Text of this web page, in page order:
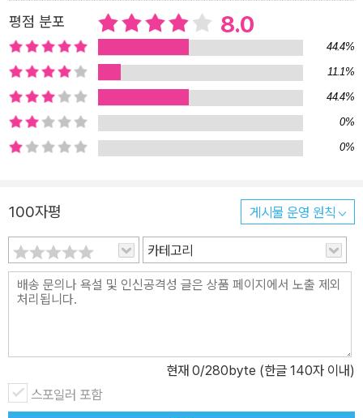
게 이해할 수 있는 이 책을 읽음으로써 우리는 바이러스를 새로운 시
각으로 바라보고, 바이러스와 함께 공존할 수 있는 방법을 배울 수 있
을 것이다.
평점 분포 8.0
44.4%
11.1%
44.4%
0%
0%
100자평 게시물 운영 원칙
카테고리
현재 0/280byte (한글 140자 이내)
스포일러 포함